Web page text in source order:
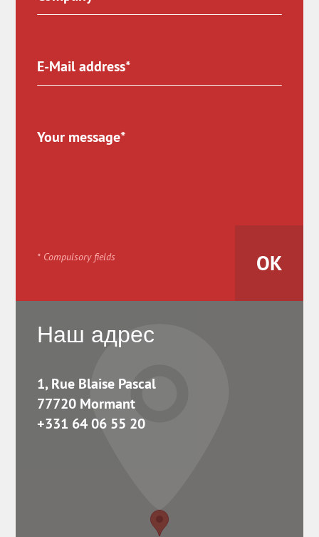
* Compulsory fields
Наш адрес
1, Rue Blaise Pascal
77720 Mormant
+331 64 06 55 20